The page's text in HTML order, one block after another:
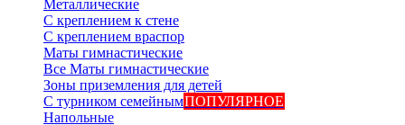
Металлические
С креплением к стене
С креплением враспор
Маты гимнастические
Все Маты гимнастические
Зоны приземления для детей
С турником семейнымПОПУЛЯРНОЕ
Напольные